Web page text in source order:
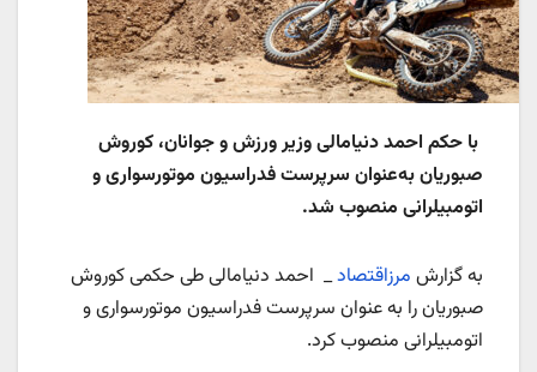
با حکم احمد دنیامالی وزیر ورزش و جوانان، کوروش
صبوریان به‌عنوان سرپرست فدراسیون موتورسواری و
اتومبیلرانی منصوب شد.
به گزارش مرزاقتصاد_ احمد دنیامالی طی حکمی کوروش
صبوریان را به عنوان سرپرست فدراسیون موتورسواری و
اتومبیلرانی منصوب کرد.